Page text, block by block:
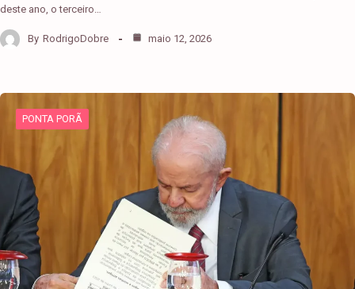
deste ano, o terceiro…
By RodrigoDobre maio 12, 2026
PONTA PORÃ